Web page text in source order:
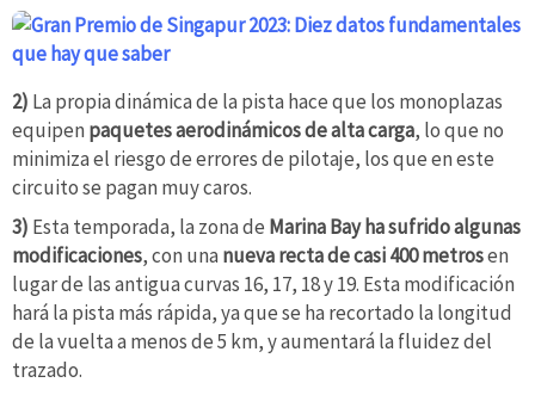
2) La propia dinámica de la pista hace que los monoplazas
equipen paquetes aerodinámicos de alta carga, lo que no
minimiza el riesgo de errores de pilotaje, los que en este
circuito se pagan muy caros.
3) Esta temporada, la zona de Marina Bay ha sufrido algunas
modificaciones, con una nueva recta de casi 400 metrosen
lugar de las antigua curvas 16, 17, 18 y 19. Esta modificación
hará la pista más rápida, ya que se ha recortado la longitud
de la vuelta a menos de 5 km, y aumentará la fluidez del
trazado.